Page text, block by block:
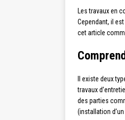
Les travaux en
Cependant, il
cet article
Il existe deux
travaux
des parties
(installation